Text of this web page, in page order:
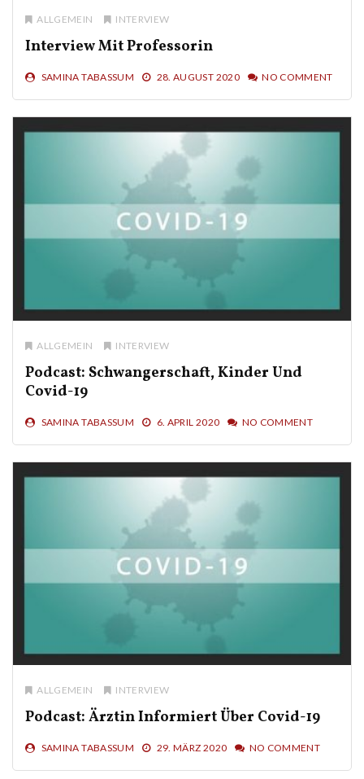
ALLGEMEIN INTERVIEW
Interview Mit Professorin
SAMINA TABASSUM 28. AUGUST 2020 NO COMMENT
ALLGEMEIN INTERVIEW
Podcast: Schwangerschaft, Kinder Und
Covid-19
SAMINA TABASSUM 6. APRIL 2020 NO COMMENT
ALLGEMEIN INTERVIEW
Podcast: Ärztin Informiert Über Covid-19
SAMINA TABASSUM 29. MÄRZ 2020 NO COMMENT